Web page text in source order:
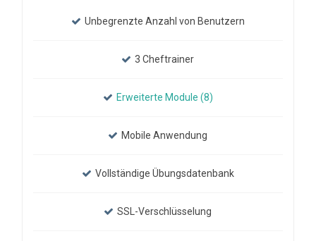
Unbegrenzte Anzahl von Benutzern
3 Cheftrainer
Erweiterte Module (8)
Mobile Anwendung
Vollständige Übungsdatenbank
SSL-Verschlüsselung